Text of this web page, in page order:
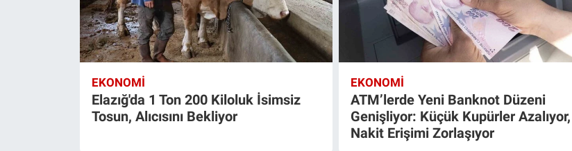
EKONOMI
Elazığ'da 1 Ton 200 Kiloluk İsimsiz
Tosun, Alıcısını Bekliyor
EKONOMI
ATM’lerde Yeni Banknot Düzeni
Genişliyor: Küçük Kupürler Azalıyor,
Nakit Erişimi Zorlaşıyor